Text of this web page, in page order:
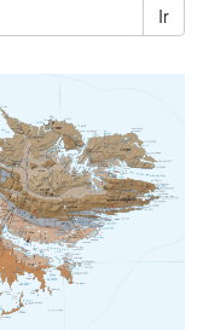
Ir